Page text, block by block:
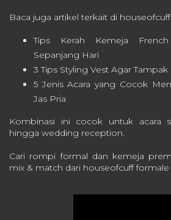
Baca juga artikel terkait di
Tips Kerah Kemeja
Sepanjang Hari
3 Tips Styling Vest Agar
5 Jenis Acara yang Cocok
Jas Pria
Kombinasi ini cocok untuk acara
hingga wedding reception.
Cari rompi formal dan kemeja
mix & match dari houseofcuff formale